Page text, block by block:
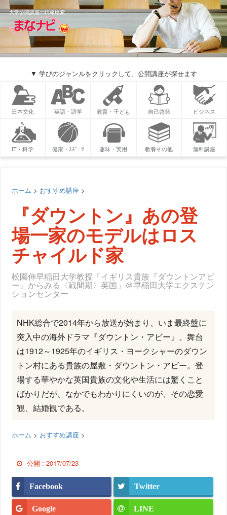
大学公開講座の情報検索
▼ 学びのジャンルをクリックして、公開講座が探せます
日本文化 英語・語学 教育・子ども 自己啓発 ビジネス
IT・科学 健康・ｽﾎﾟｰﾂ 趣味・実用 教養その他 無料講座
ホーム > おすすめ講座 >
『ダウントン』あの登
場一家のモデルはロス
チャイルド家
松園伸早稲田大学教授「イギリス貴族『ダウントンアビ
ー』からみる〈戦間期〉英国」＠早稲田大学エクステン
ションセンター
NHK総合で2014年から放送が始まり、いま最終盤に
突入中の海外ドラマ『ダウントン・アビー』。舞台
は1912～1925年のイギリス・ヨークシャーのダウン
トン村にある貴族の屋敷・ダウントン・アビー。登
場する華やかな英国貴族の文化や生活には驚くこと
ばかりだが、なかでもわかりにくいのが、その恋愛
観、結婚観である。
ホーム > おすすめ講座 >
公開 :2017/07/23
Facebook Twitter
Google LINE